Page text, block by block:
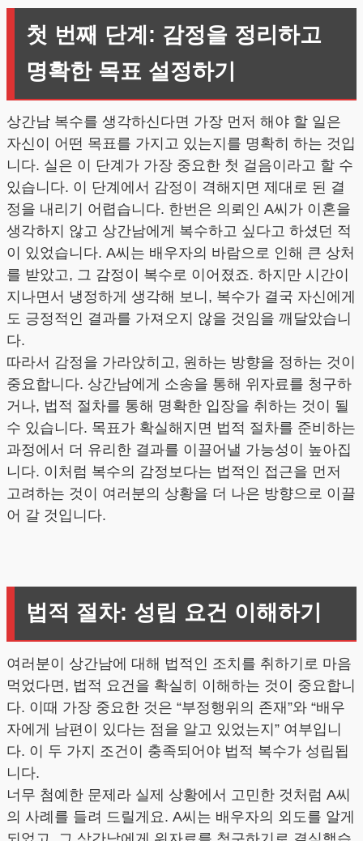
첫 번째 단계: 감정을 정리하고
명확한 목표 설정하기
상간남 복수를 생각하신다면 가장 먼저 해야 할 일은
자신이 어떤 목표를 가지고 있는지를 명확히 하는 것입
니다. 실은 이 단계가 가장 중요한 첫 걸음이라고 할 수
있습니다. 이 단계에서 감정이 격해지면 제대로 된 결
정을 내리기 어렵습니다. 한번은 의뢰인 A씨가 이혼을
생각하지 않고 상간남에게 복수하고 싶다고 하셨던 적
이 있었습니다. A씨는 배우자의 바람으로 인해 큰 상처
를 받았고, 그 감정이 복수로 이어졌죠. 하지만 시간이
지나면서 냉정하게 생각해 보니, 복수가 결국 자신에게
도 긍정적인 결과를 가져오지 않을 것임을 깨달았습니
다.
따라서 감정을 가라앉히고, 원하는 방향을 정하는 것이
중요합니다. 상간남에게 소송을 통해 위자료를 청구하
거나, 법적 절차를 통해 명확한 입장을 취하는 것이 될
수 있습니다. 목표가 확실해지면 법적 절차를 준비하는
과정에서 더 유리한 결과를 이끌어낼 가능성이 높아집
니다. 이처럼 복수의 감정보다는 법적인 접근을 먼저
고려하는 것이 여러분의 상황을 더 나은 방향으로 이끌
어 갈 것입니다.
법적 절차: 성립 요건 이해하기
여러분이 상간남에 대해 법적인 조치를 취하기로 마음
먹었다면, 법적 요건을 확실히 이해하는 것이 중요합니
다. 이때 가장 중요한 것은 “부정행위의 존재”와 “배우
자에게 남편이 있다는 점을 알고 있었는지” 여부입니
다. 이 두 가지 조건이 충족되어야 법적 복수가 성립됩
니다.
너무 첨예한 문제라 실제 상황에서 고민한 것처럼 A씨
의 사례를 들려 드릴게요. A씨는 배우자의 외도를 알게